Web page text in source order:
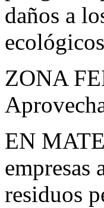
daños a
ZONA
EN
empresas
residuos